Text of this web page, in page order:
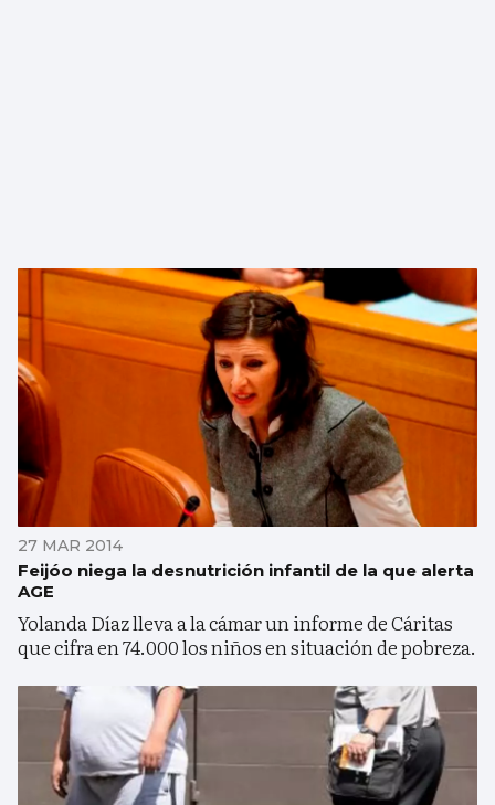
27 MAR 2014
Feijóo niega la desnutrición infantil de la que alerta
AGE
Yolanda Díaz lleva a la cámar un informe de Cáritas
que cifra en 74.000 los niños en situación de pobreza.